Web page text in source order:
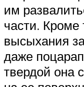
им
части. Кроме
высыхания
даже
твердой она